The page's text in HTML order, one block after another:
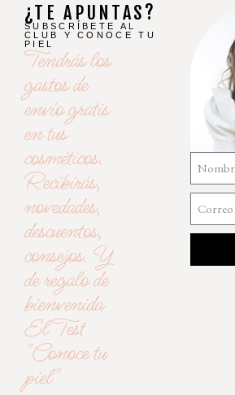
¿TE APUNTAS?
SUBSCRÍBETE AL
CLUB Y CONOCE TU
PIEL
Tendrás los
gastos de
envío gratis
en tus
cosméticos.
Recibirás,
novedades,
descuentos,
consejos. Y
de regalo de
bienvenida
El Test
"Conoce tu
piel"